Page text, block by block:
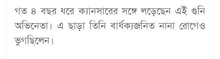
গত ৪ বছর ধরে ক্যানসারের সঙ্গে লড়েছেন এই গুনি
অভিনেতা। এ ছাড়া তিনি বার্ধক্যজনিত নানা রোগেও
ভুগছিলেন।